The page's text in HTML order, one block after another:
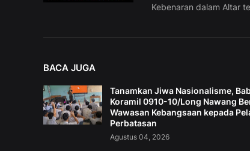
Kebenaran dalam Altar
BACA JUGA
Tanamkan Jiwa Nasionalisme,
Koramil 0910-10/Long Nawang
Wawasan Kebangsaan kepada
Perbatasan
Agustus 04, 2026